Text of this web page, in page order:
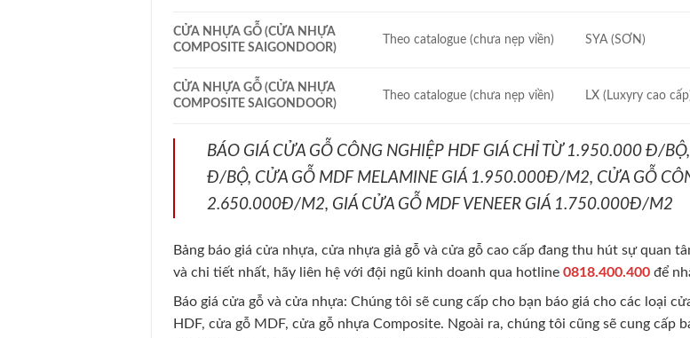
CỬA NHỰA GỖ (CỬA NHỰA
COMPOSITE SAIGONDOOR)
Theo catalogue (chưa nẹp viền) SYA (SƠN)
CỬA NHỰA GỖ (CỬA NHỰA
COMPOSITE SAIGONDOOR)
Theo catalogue (chưa nẹp viền) LX (Luxyry cao
BÁO GIÁ CỬA GỖ CÔNG NGHIỆP HDF GIÁ CHỈ TỪ 1.950.000 Đ/
Đ/BỘ, CỬA GỖ MDF MELAMINE GIÁ 1.950.000Đ/M2, CỬA GỖ
2.650.000Đ/M2, GIÁ CỬA GỖ MDF VENEER GIÁ 1.750.000Đ/M2
Bảng báo giá cửa nhựa, cửa nhựa giả gỗ và cửa gỗ cao cấp đang thu hút sự quan
và chi tiết nhất, hãy liên hệ với đội ngũ kinh doanh qua hotline0818.400.400 để
Báo giá cửa gỗ và cửa nhựa: Chúng tôi sẽ cung cấp cho bạn báo giá cho các loại
HDF, cửa gỗ MDF, cửa gỗ nhựa Composite. Ngoài ra, chúng tôi cũng sẽ cung cấp